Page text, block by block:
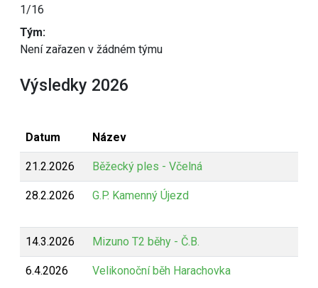
1/16
Tým:
Není zařazen v žádném týmu
Výsledky 2026
Datum Název
21.2.2026 Běžecký ples - Včelná
28.2.2026 G.P. Kamenný Újezd
14.3.2026 Mizuno T2 běhy - Č.B.
6.4.2026 Velikonoční běh Harachovka